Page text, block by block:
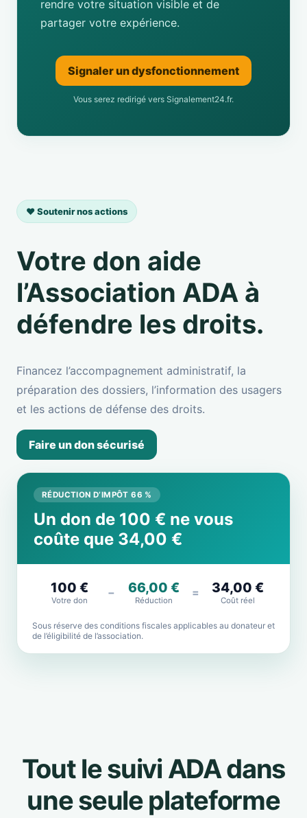
rendre votre situation visible et de
partager votre expérience.
Signaler un dysfonctionnement
Vous serez redirigé vers Signalement24.fr.
❤️ Soutenir nos actions
Votre don aide
l’Association ADA à
défendre les droits.
Financez l’accompagnement administratif, la
préparation des dossiers, l’information des usagers
et les actions de défense des droits.
Faire un don sécurisé
RÉDUCTION D’IMPÔT 66 %
Un don de 100 € ne vous
coûte que 34,00 €
100 €
Votre don
− 66,00 €
Réduction
= 34,00 €
Coût réel
Sous réserve des conditions fiscales applicables au donateur et
de l’éligibilité de l’association.
Tout le suivi ADA dans
une seule plateforme